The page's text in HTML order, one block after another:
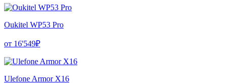
Oukitel WP53 Pro
от 16'549₽
Ulefone Armor X16